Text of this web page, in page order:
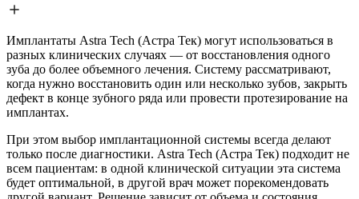
Имплантаты Astra Tech (Астра Тек) могут использоваться в
разных клинических случаях — от восстановления одного
зуба до более объемного лечения. Систему рассматривают,
когда нужно восстановить один или несколько зубов, закрыть
дефект в конце зубного ряда или провести протезирование на
имплантах.
При этом выбор имплантационной системы всегда делают
только после диагностики. Astra Tech (Астра Тек) подходит не
всем пациентам: в одной клинической ситуации эта система
будет оптимальной, в другой врач может порекомендовать